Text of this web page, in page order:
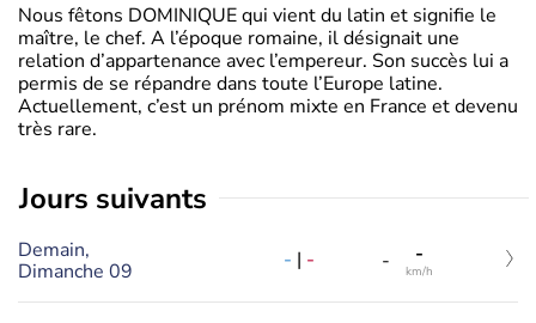
Nous fêtons DOMINIQUE qui vient du latin et signifie le
maître, le chef. A l’époque romaine, il désignait une
relation d’appartenance avec l’empereur. Son succès lui a
permis de se répandre dans toute l’Europe latine.
Actuellement, c’est un prénom mixte en France et devenu
très rare.
jours suivants
Demain,
Dimanche 09
- | - - -
km/h